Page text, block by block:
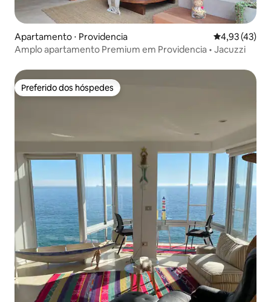
Apartamento ⋅ Providencia 4,93 de uma
4,93 (43)
Amplo apartamento Premium em Providencia • Jacuzzi
Preferido dos hóspedes
Preferido dos hóspedes